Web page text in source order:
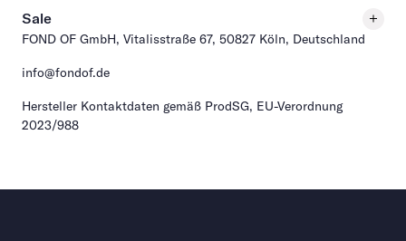
Sale
FOND OF GmbH, Vitalisstraße 67, 50827 Köln, Deutschland
info@fondof.de
Hersteller Kontaktdaten gemäß ProdSG, EU-Verordnung
2023/988